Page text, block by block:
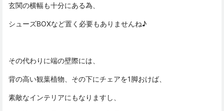
玄関の横幅も十分にある為、
シューズBOXなど置く必要もありませんね♪
その代わりに端の壁際には、
背の高い観葉植物、その下にチェアを1脚おけば、
素敵なインテリアにもなりますし、